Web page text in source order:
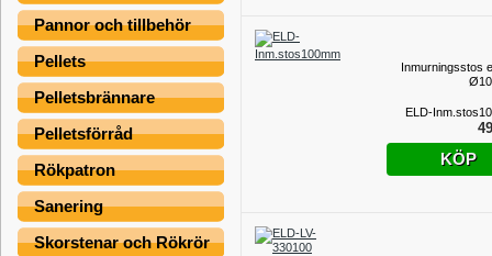
Pannor och tillbehör
Pellets
Pelletsbrännare
Pelletsförråd
Rökpatron
Sanering
Skorstenar och Rökrör
Inmurningsstos
ELD-
KÖP